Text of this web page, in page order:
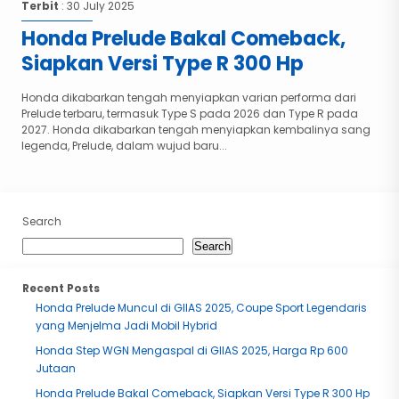
Terbit : 30 July 2025
Honda Prelude Bakal Comeback,
Siapkan Versi Type R 300 Hp
Honda dikabarkan tengah menyiapkan varian performa dari
Prelude terbaru, termasuk Type S pada 2026 dan Type R pada
2027. Honda dikabarkan tengah menyiapkan kembalinya sang
legenda, Prelude, dalam wujud baru...
Search
Search
Recent Posts
Honda Prelude Muncul di GIIAS 2025, Coupe Sport Legendaris
yang Menjelma Jadi Mobil Hybrid
Honda Step WGN Mengaspal di GIIAS 2025, Harga Rp 600
Jutaan
Honda Prelude Bakal Comeback, Siapkan Versi Type R 300 Hp